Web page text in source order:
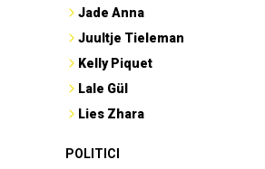
Jade Anna
Juultje Tieleman
Kelly Piquet
Lale Gül
Lies Zhara
POLITICI